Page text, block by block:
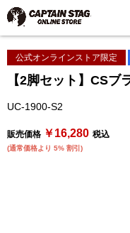
公式オンラインストア限定
【2脚セット】CSブ
UC-1900-S2
販売価格 ￥16,280 税込
(通常価格より 5% 割引)